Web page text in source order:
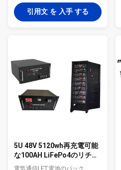
イプ緑エネルギー 太陽軽い
lifepo4電池UPSのリチウム電池
の広い温度-20から60の程度 深
上のバランス機能 海および空気
によるMSDS UN38.3 DG免許証
の保証の安全海外配達 12V
12Ah LiFePo4電池のパック太陽
軽いUPS Ebike電池の指定: 12V
12Ah ...
引用文 を 入手 する
5U 48V 5120wh再充電可能
な100AH LiFePo4のリチウ
ム イオン電池
電気通信LFT電池のパック